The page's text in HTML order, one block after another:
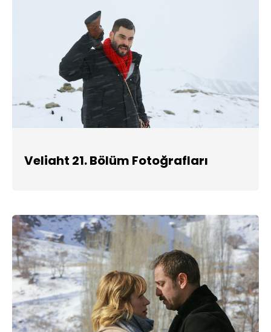
Veliaht 21. Bölüm Fotoğrafları